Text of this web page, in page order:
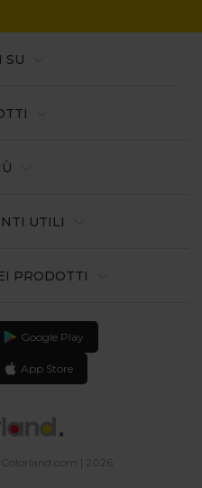
UTILI
PRODOTTI
Google Play
App Store
SU
| 2026